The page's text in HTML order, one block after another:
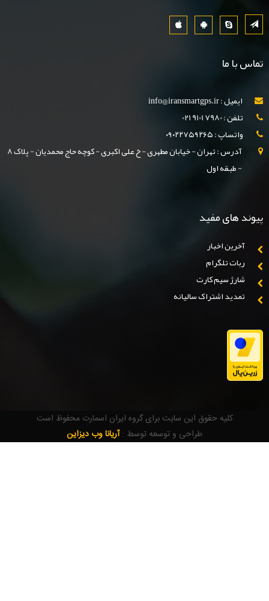
با ما
ایمیل : info@iransmartgps.ir
تلفن : 7980 9101 021
واتساپ : ٠٩٠٢٢٧۵٩٢۶۵
آدرس : تهران - خیابان مطهری - خ علی اکبری - کوچه حاج محمدیان - پلاک 8
- طبقه اول
های مفید
آخرین اخبار
ربات تلگرام
شارژ سیم کارت
تمدید اشتراک سالیانه
کلیه حقوق این سایت برای گروه ایران اسمارت محفوظ است
طراحی و توسعه توسط :آریانا وب دیزاین